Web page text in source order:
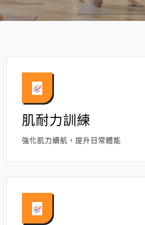
肌耐力訓練
強化肌力續航，提升日常體能